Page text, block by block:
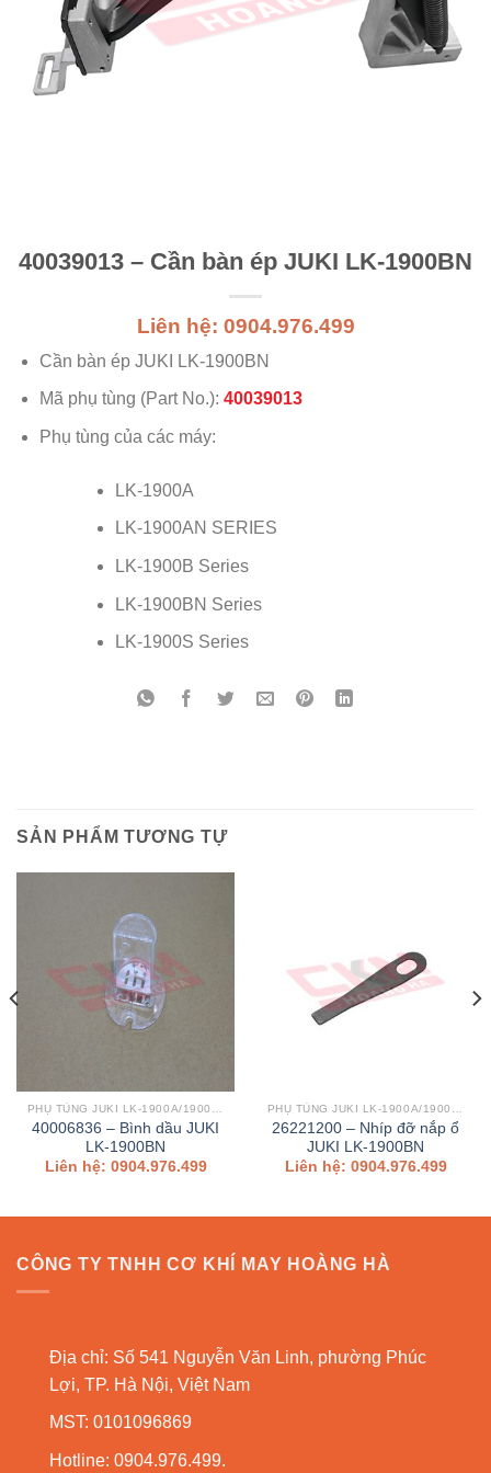
40039013 – Cần bàn ép JUKI LK-1900BN
Liên hệ: 0904.976.499
Cần bàn ép JUKI LK-1900BN
Mã phụ tùng (Part No.): 40039013
Phụ tùng của các máy:
LK-1900A
LK-1900AN SERIES
LK-1900B Series
LK-1900BN Series
LK-1900S Series
SẢN PHẨM TƯƠNG TỰ
PHỤ TÙNG JUKI LK-1900A/1900AN/1900B/1900BN
40006836 – Bình dầu JUKI
LK-1900BN
Liên hệ: 0904.976.499
PHỤ TÙNG JUKI LK-1900A/1900AN/1900B/1900BN
26221200 – Nhíp đỡ nắp ổ
JUKI LK-1900BN
Liên hệ: 0904.976.499
CÔNG TY TNHH CƠ KHÍ MAY HOÀNG HÀ
Địa chỉ: Số 541 Nguyễn Văn Linh, phường Phúc
Lợi, TP. Hà Nội, Việt Nam
MST: 0101096869
Hotline: 0904.976.499.